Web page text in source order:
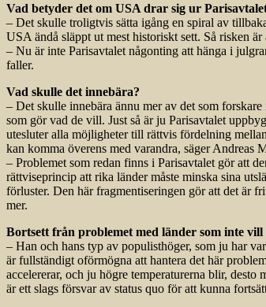
Vad betyder det om USA drar sig ur
– Det skulle troligtvis sätta igång en spiral av
USA ändå släppt ut mest historiskt sett. Så risken
– Nu är inte Parisavtalet någonting att hänga i
faller.
Vad skulle det innebära?
– Det skulle innebära ännu mer av det som
som gör vad de vill. Just så är ju Parisavtalet
utesluter alla möjligheter till rättvis fördelning
kan komma överens med varandra, säger Andreas
– Problemet som redan finns i Parisavtalet gör att
rättviseprincip att rika länder måste minska sina
förluster. Den här fragmentiseringen gör att det är
mer.
Bortsett från problemet med länder som inte
– Han och hans typ av populisthöger, som ju har
är fullständigt oförmögna att hantera det här
accelererar, och ju högre temperaturerna blir,
är ett slags försvar av status quo för att kunna